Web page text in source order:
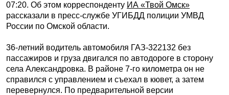
07:20. Об этом корреспонденту ИА «Твой Омск»
рассказали в пресс-службе УГИБДД полиции УМВД
России по Омской области.
36-летний водитель автомобиля ГАЗ-322132 без
пассажиров и груза двигался по автодороге в сторону
села Александровка. В районе 7-го километра он не
справился с управлением и съехал в кювет, а затем
перевернулся. По предварительной версии